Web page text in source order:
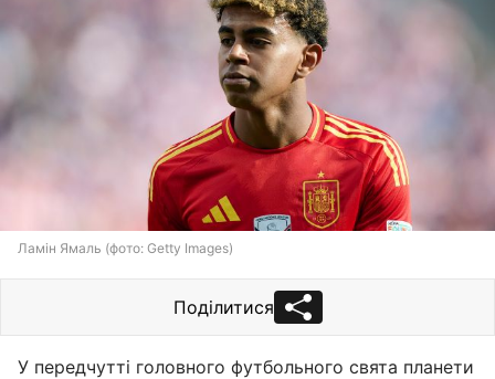
Ламін Ямаль (фото: Getty Images)
Поділитися
У передчутті головного футбольного свята планети